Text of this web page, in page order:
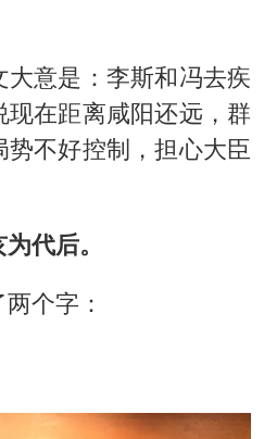
意是：李斯和冯去疾
在距离咸阳还远，群
不好控制，担心大臣
代后。
个字：